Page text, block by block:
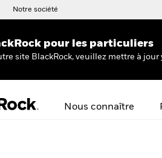
Notre société
pour les particuliers
site BlackRock, veuillez mettre à jour
Nous connaître